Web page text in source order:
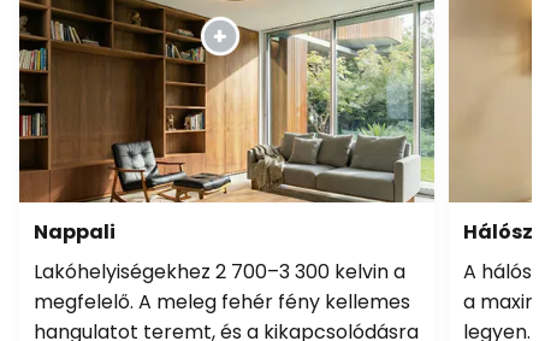
Nappali
Lakóhelyiségekhez 2 700–3 300 kelvin a
megfelelő. A meleg fehér fény kellemes
hangulatot teremt, és a kikapcsolódásra
A
a
legyen.